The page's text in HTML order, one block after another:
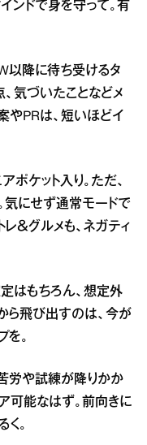
ンドで身を守って。有
以降に待ち受けるタ
気づいたことなどメ
やPRは、短いほどイ
ポケット入り。ただ、
気にせず通常モードで
＆グルメも、ネガティ
はもちろん、想定外
ら飛び出すのは、今が
を。
労や試練が降りかか
可能なはず。前向きに
。